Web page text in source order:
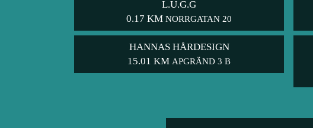
L.U.G.G
0.17 KM NORRGATAN 20
HANNAS HÅRDESIGN
15.01 KM APGRÄND 3 B